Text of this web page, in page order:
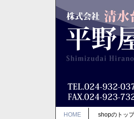
HOME shopのトップ